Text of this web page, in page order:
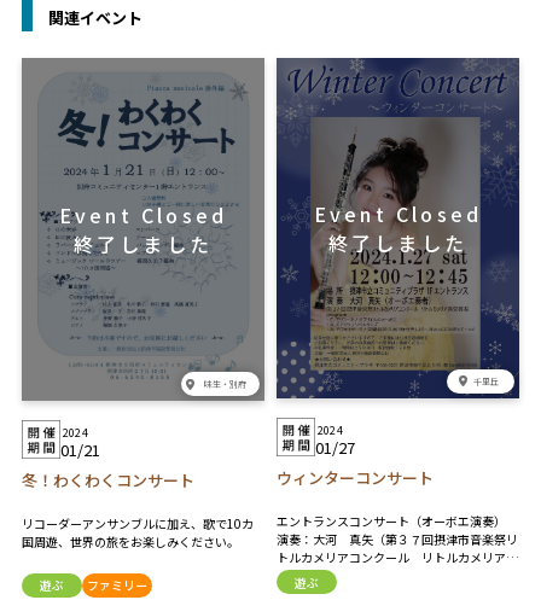
関連イベント
味生・別府
2024
01/21
冬！わくわくコンサート
リコーダーアンサンブルに加え、歌で10カ
国周遊、世界の旅をお楽しみください。
遊ぶ ファミリー
千里丘
2024
01/27
ウィンターコンサート
エントランスコンサート（オーボエ演奏）
演奏：大河 真矢（第３７回摂津市音楽祭リ
トルカメリアコンクール リトルカメリア賞
受賞者） プログラム ・ガブリエルのオーボ
エ／E .モリコーネ ・リベルタンゴ／A .ピア
遊ぶ